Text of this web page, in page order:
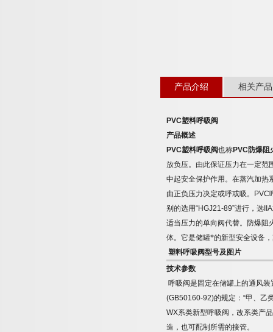
产品介绍 相关产品
PVC塑料呼吸阀
产品概述
PVC塑料呼吸阀也称PVC防爆阻
放负压。由此保证压力在一定范
中起安全保护作用。在蒸汽加热
由正负压力决定或呼或吸。
PVC
别的选用“HGJ21-89”进行，选 IIA
适当压力的单向阀代替。防爆阻
体。它是储罐*的新型安全设备
塑料呼吸阀型号及图片
技术参数
呼吸阀是固定在储罐上的通风
(GB50160-92)的规定： “甲、乙
WX系类新型呼吸阀，改系类产
造，也可配制所需的接管。